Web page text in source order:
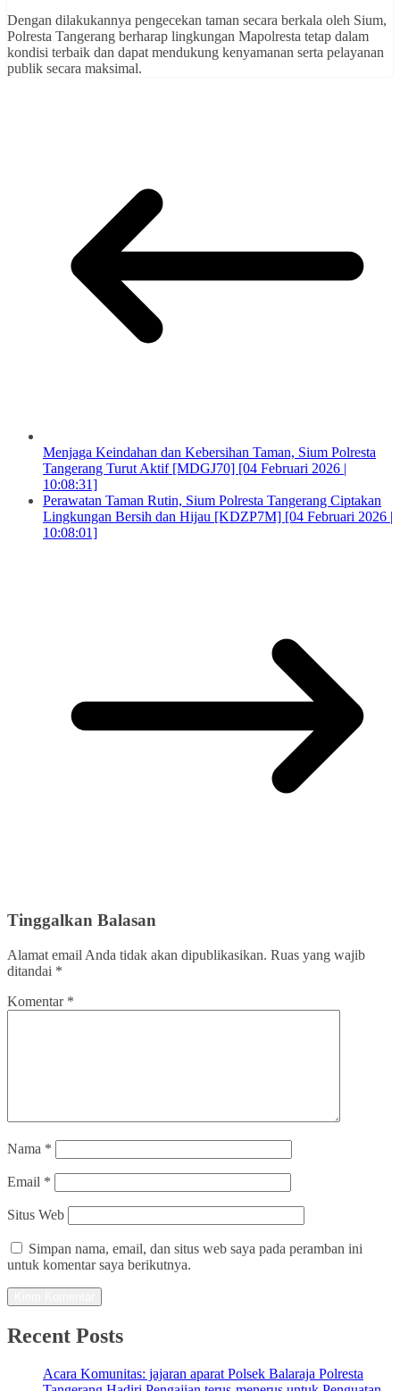
Dengan dilakukannya pengecekan taman secara berkala oleh Sium,
Polresta Tangerang berharap lingkungan Mapolresta tetap dalam
kondisi terbaik dan dapat mendukung kenyamanan serta pelayanan
publik secara maksimal.
Menjaga Keindahan dan Kebersihan Taman, Sium Polresta
Tangerang Turut Aktif [MDGJ70] [04 Februari 2026 |
10:08:31]
Perawatan Taman Rutin, Sium Polresta Tangerang Ciptakan
Lingkungan Bersih dan Hijau [KDZP7M] [04 Februari 2026 |
10:08:01]
Tinggalkan Balasan
Alamat email Anda tidak akan dipublikasikan. Ruas yang wajib
ditandai *
Komentar *
Nama *
Email *
Situs Web
Simpan nama, email, dan situs web saya pada peramban ini
untuk komentar saya berikutnya.
Recent Posts
Acara Komunitas: jajaran aparat Polsek Balaraja Polresta